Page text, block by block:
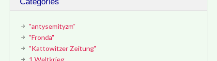
"antysemityzm"
"Fronda"
"Kattowitzer Zeitung"
1 Weltkrieg